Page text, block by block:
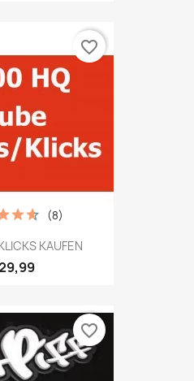
KAUFEN
(8)
favorite_border
favorite_border